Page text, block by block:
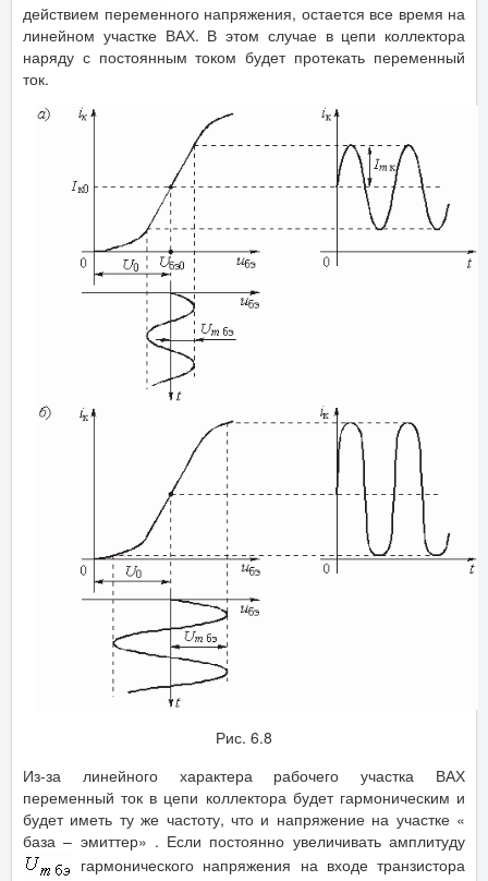
действием переменного напряжения, остается все время на
линейном участке ВАХ. В этом случае в цепи коллектора
наряду с постоянным током будет протекать переменный
ток.
Рис. 6.8
Из-за линейного характера рабочего участка ВАХ
переменный ток в цепи коллектора будет гармоническим и
будет иметь ту же частоту, что и напряжение на участке «
база – эмиттер» . Если постоянно увеличивать амплитуду
гармонического напряжения на входе транзистора